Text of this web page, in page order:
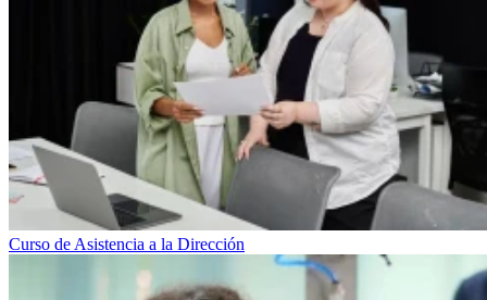
Curso de Asistencia a la Dirección